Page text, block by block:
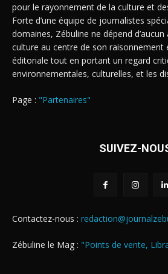
pour le rayonnement de la culture et
Forte d’une équipe de journalistes
domaines, Zébuline ne dépend
culture au centre de son raisonnement
éditoriale tout en portant un regard
environnementales, culturelles, et les
Page : "Partenaires"
SUIVEZ-
Contactez-nous :
Zébuline le Mag : "Points de vente,